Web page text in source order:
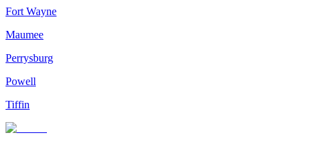
Fort Wayne
Maumee
Perrysburg
Powell
Tiffin